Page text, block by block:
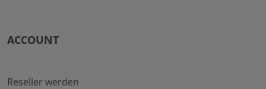
ACCOUNT
Reseller werden